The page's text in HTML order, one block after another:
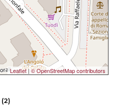
Leaflet|© OpenStreetMap contributors
(2)